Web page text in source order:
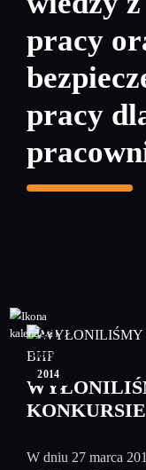
pracy
pracy
31
marzec
2014
W dniu 27 marca